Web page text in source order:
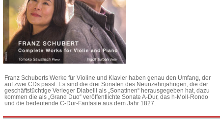
Franz Schuberts Werke für Violine und Klavier haben genau den Umfang, der
auf zwei CDs passt. Es sind die drei Sonaten des Neunzehnjährigen, die der
geschäftstüchtige Verleger Diabelli als „Sonatinen“ herausgegeben hat, dazu
kommen die als „Grand Duo“ veröffentlichte Sonate A-Dur, das h-Moll-Rondo
und die bedeutende C-Dur-Fantasie aus dem Jahr 1827.